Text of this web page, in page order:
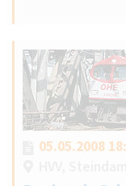
05.05.2008